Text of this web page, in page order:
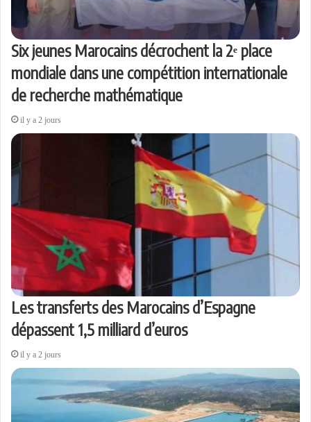
Six jeunes Marocains décrochent la 2ᵉ place
mondiale dans une compétition internationale
de recherche mathématique
il y a 2 jours
Les transferts des Marocains d’Espagne
dépassent 1,5 milliard d’euros
il y a 2 jours